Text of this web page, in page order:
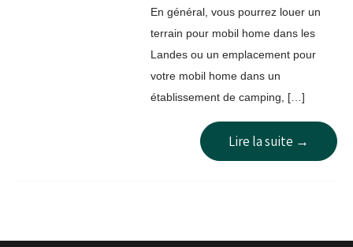
En général, vous pourrez louer un
terrain pour mobil home dans les
Landes ou un emplacement pour
votre mobil home dans un
établissement de camping, […]
Lire la suite →